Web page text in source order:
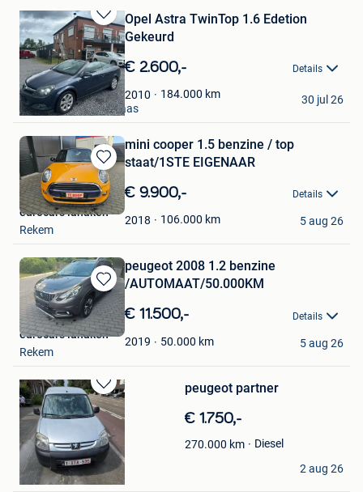
Bewaren
in
Mijn
Favorieten
Opel Astra TwinTop 1.6 Edetion
Gekeurd
€ 2.600,- Details
2010 184.000 km
LC Cars Lanaken
Mechelen-Aan-De-Maas
30 jul 26
Bewaren
in
Mijn
Favorieten
mini cooper 1.5 benzine / top
staat/1STE EIGENAAR
€ 9.900,- Details
2018 106.000 km
eurocars lanaken
Rekem
5 aug 26
Bewaren
in
Mijn
Favorieten
peugeot 2008 1.2 benzine
/AUTOMAAT/50.000KM
€ 11.500,- Details
2019 50.000 km
eurocars lanaken
Rekem
5 aug 26
Bewaren
in
Mijn
Favorieten
peugeot partner
€ 1.750,-
270.000 km
Diesel
Heemskerk Nico
Lanaken
2 aug 26